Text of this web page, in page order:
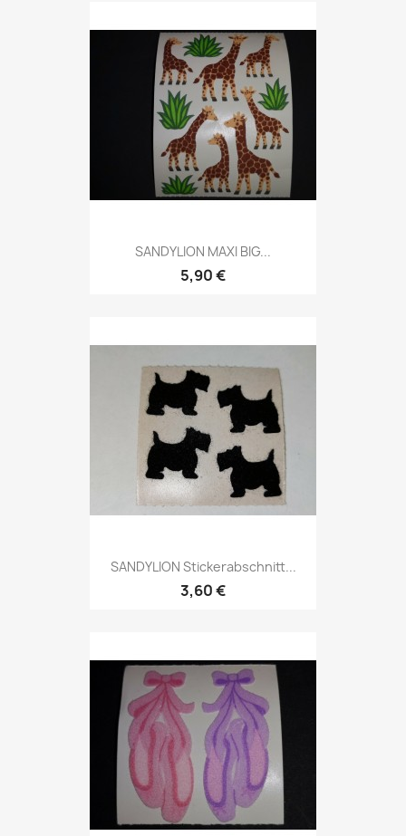
SANDYLION MAXI BIG...
5,90 €
SANDYLION Stickerabschnitt...
3,60 €